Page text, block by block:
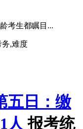
考生都瞩目...
务,难度
五日：缴
人 报考统